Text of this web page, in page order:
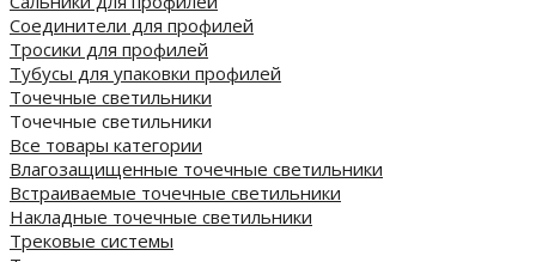
Соединители для профилей
Тросики для профилей
Тубусы для упаковки профилей
Точечные светильники
Точечные светильники
Все товары категории
Влагозащищенные точечные светильники
Встраиваемые точечные светильники
Накладные точечные светильники
Трековые системы